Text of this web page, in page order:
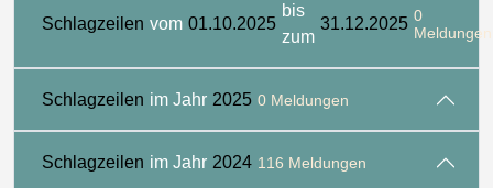
Schlagzeilen vom 01.10.2025
bis
zum
31.12.2025 0
Meldungen
Schlagzeilen im Jahr 2025 0 Meldungen
Schlagzeilen im Jahr 2024 116 Meldungen